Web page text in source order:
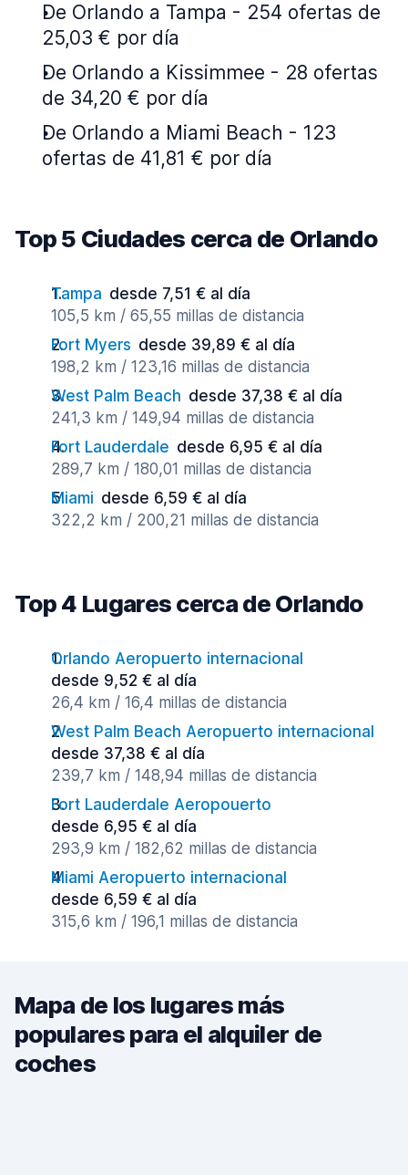
De Orlando a Tampa - 254 ofertas de
25,03 € por día
De Orlando a Kissimmee - 28 ofertas
de 34,20 € por día
De Orlando a Miami Beach - 123
ofertas de 41,81 € por día
Top 5 Ciudades cerca de Orlando
Tampa desde 7,51 € al día
105,5 km / 65,55 millas de distancia
Fort Myers desde 39,89 € al día
198,2 km / 123,16 millas de distancia
West Palm Beach desde 37,38 € al día
241,3 km / 149,94 millas de distancia
Fort Lauderdale desde 6,95 € al día
289,7 km / 180,01 millas de distancia
Miami desde 6,59 € al día
322,2 km / 200,21 millas de distancia
Top 4 Lugares cerca de Orlando
Orlando Aeropuerto internacional
desde 9,52 € al día
26,4 km / 16,4 millas de distancia
West Palm Beach Aeropuerto internacional
desde 37,38 € al día
239,7 km / 148,94 millas de distancia
Fort Lauderdale Aeropouerto
desde 6,95 € al día
293,9 km / 182,62 millas de distancia
Miami Aeropuerto internacional
desde 6,59 € al día
315,6 km / 196,1 millas de distancia
Mapa de los lugares más
populares para el alquiler de
coches